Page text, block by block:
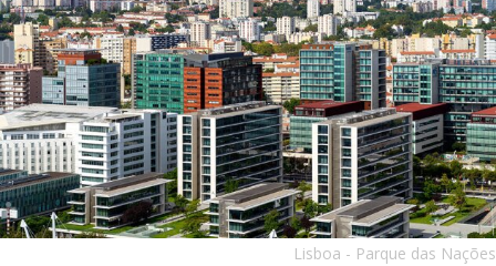
Lisboa - Parque das Nações